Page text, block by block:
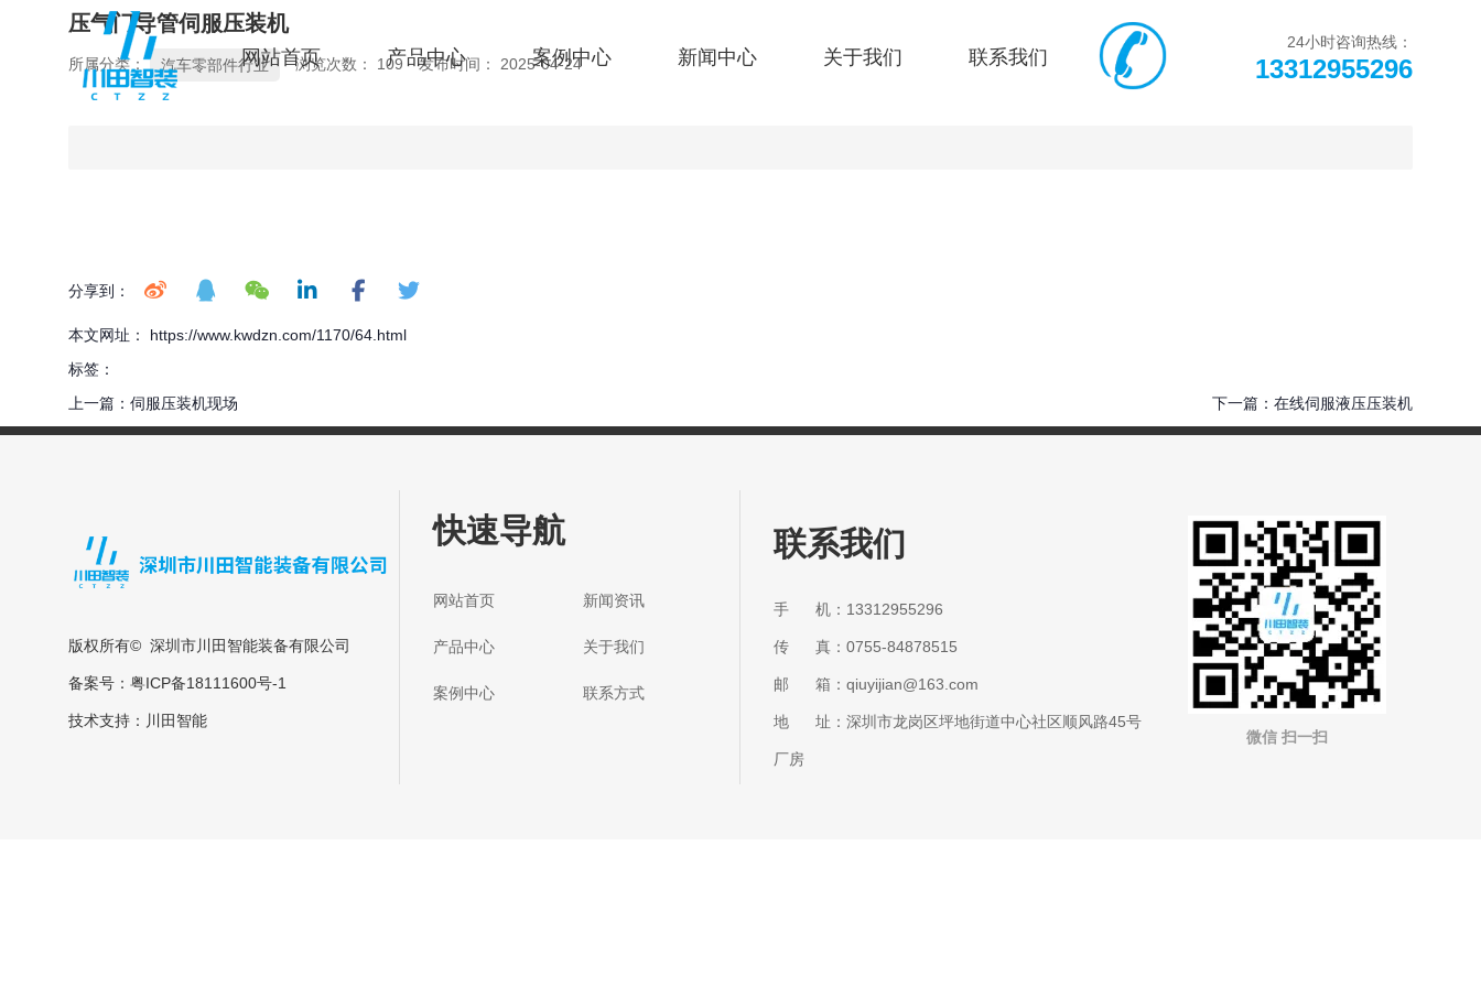
热销产品 新闻在线
联系方式
网站首页 产品中心 案例中心 新闻中心 关于我们 联系我们
24小时咨询热线：
13312955296
压气门导管伺服压装机
所属分类： 汽车零部件行业 浏览次数： 109 发布时间： 2025-04-24
分享到：
本文网址： https://www.kwdzn.com/1170/64.html
标签：
上一篇： 伺服压装机现场 下一篇： 在线伺服液压压装机
版权所有© 深圳市川田智能装备有限公司
备案号： 粤ICP备18111600号-1
技术支持： 川田智能
快速导航
网站首页 新闻资讯
产品中心 关于我们
案例中心 联系方式
联系我们
手 机：13312955296
传 真：0755-84878515
邮 箱：qiuyijian@163.com
地 址：深圳市龙岗区坪地街道中心社区顺风路45号
厂房
微信 扫一扫